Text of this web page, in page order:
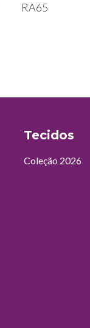
RA65
Tecidos
Coleção 2026